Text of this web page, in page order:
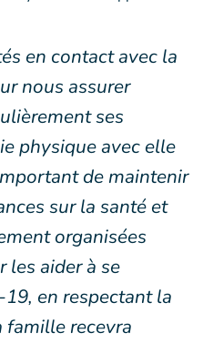
en contact avec la
nous assurer
ses
physique avec elle
de maintenir
sur la santé et
organisées
les aider à se
en respectant la
famille recevra